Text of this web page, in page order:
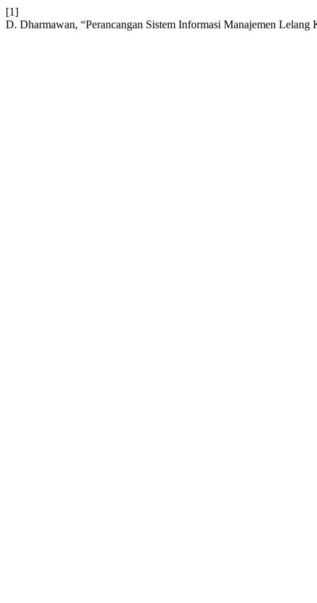
[1]
D. Dharmawan, “Perancangan Sistem Informasi Manajemen Lelang